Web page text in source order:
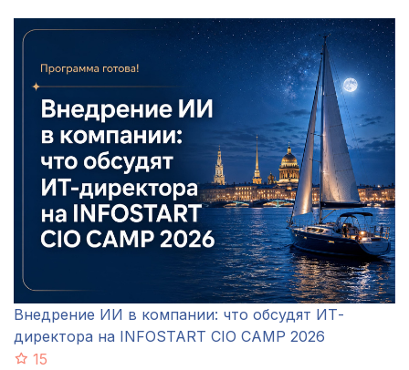
Внедрение ИИ в компании: что обсудят ИТ-
директора на INFOSTART CIO CAMP 2026
15